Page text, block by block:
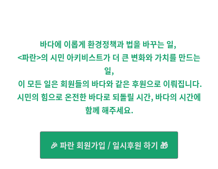
바다에 이롭게 환경정책과 법을 바꾸는 일,
<파란>의 시민 아키비스트가 더 큰 변화와 가치를 만드는
일,
이 모든 일은 회원들의 바다와 같은 후원으로 이뤄집니다.
시민의 힘으로 온전한 바다로 되돌릴 시간, 바다의 시간에
함께 해주세요.
🎉 파란 회원가입 / 일시후원 하기 🎁